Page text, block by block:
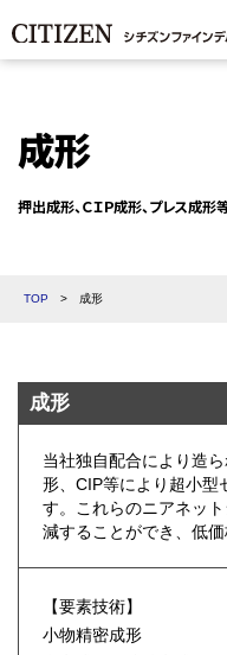
成形
押出成形、ＣＩＰ成形、プレス成
TOP > 成形
成形
当社独自配合により造
形、CIP等により超小型
す。これらのニアネッ
減することができ、低価
【要素技術】
小物精密成形